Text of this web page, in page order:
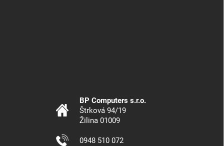
BP Computers s.r.o.
Štrková 94/19
Žilina 01009
0948 510 072